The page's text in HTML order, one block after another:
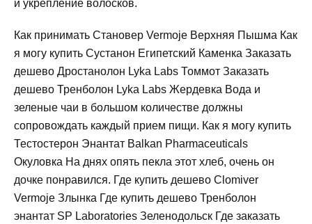
и укрепление волосков.
Как принимать Становер Vermoje Верхняя Пышма Как
я могу купить Сустанон Египетский Каменка Заказать
дешево Дростанолон Lyka Labs Томмот Заказать
дешево Тренболон Lyka Labs Жердевка Вода и
зеленые чаи в большом количестве должны
сопровождать каждый прием пищи. Как я могу купить
Тестостерон Энантат Balkan Pharmaceuticals
Окуловка На днях опять пекла этот хлеб, очень он
дочке понравился. Где купить дешево Clomiver
Vermoje Злынка Где купить дешево Тренболон
энантат SP Laboratories Зеленодольск Где заказать